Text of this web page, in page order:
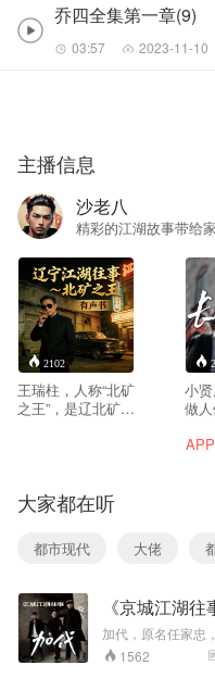
乔四全集第一章(9)
03:57 2023-11-10
主播信息
沙老八
精彩的江湖故事带给
2102
王瑞柱，人称“北矿
之王”，是辽北矿区
与狠辣行事风格，
在鱼龙混杂的矿山
圈子里迅速站稳脚
跟。从普通矿工到
湖大佬， 他靠的是
敢打敢拼的劲头和
对兄弟的重情重
义，手下追随者众
多，在辽北一带声
小
做
以“
言
撒
属于
在
崛
覆
大家都在听
都市现代 大佬
《京城江湖往
加代，原名任家忠
代独闯深圳，外号
帖兄弟！ 加代大哥一生南征北战，朋友遍天 下，
1562